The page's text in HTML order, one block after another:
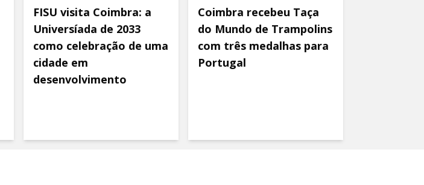
FISU visita Coimbra: a
Universíada de 2033
como celebração de uma
cidade em
desenvolvimento
Coimbra recebeu Taça
do Mundo de Trampolins
com três medalhas para
Portugal